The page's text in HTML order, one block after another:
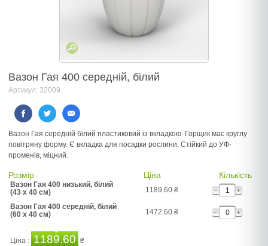
Вазон Гая 400 середній, білий
Артикул: 32009
Вазон Гая середній білий пластиковий із вкладкою. Горщик має круглу
повітряну форму. Є вкладка для посадки рослини. Стійкий до УФ-
променів, міцний.
Розмір Ціна Кількість
Вазон Гая 400 низький, білий
(43 x 40 см)
1189.60 ₴
Вазон Гая 400 середній, білий
(60 x 40 см)
1472.60 ₴
Ціна : 1189.60 ₴